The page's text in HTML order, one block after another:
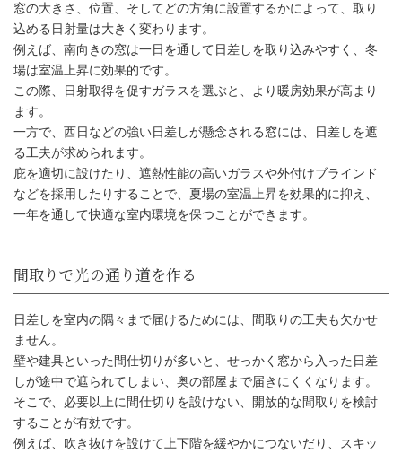
窓の計画で日差しを調整する
窓の大きさ、位置、そしてどの方角に設置するかによって、取り
込める日射量は大きく変わります。
例えば、南向きの窓は一日を通して日差しを取り込みやすく、冬
場は室温上昇に効果的です。
この際、日射取得を促すガラスを選ぶと、より暖房効果が高まり
ます。
一方で、西日などの強い日差しが懸念される窓には、日差しを遮
る工夫が求められます。
庇を適切に設けたり、遮熱性能の高いガラスや外付けブラインド
などを採用したりすることで、夏場の室温上昇を効果的に抑え、
一年を通して快適な室内環境を保つことができます。
日差しを室内の隅々まで届けるためには、間取りの工夫も欠かせ
ません。
壁や建具といった間仕切りが多いと、せっかく窓から入った日差
しが途中で遮られてしまい、奥の部屋まで届きにくくなります。
そこで、必要以上に間仕切りを設けない、開放的な間取りを検討
することが有効です。
例えば、吹き抜けを設けて上下階を緩やかにつないだり、スキッ